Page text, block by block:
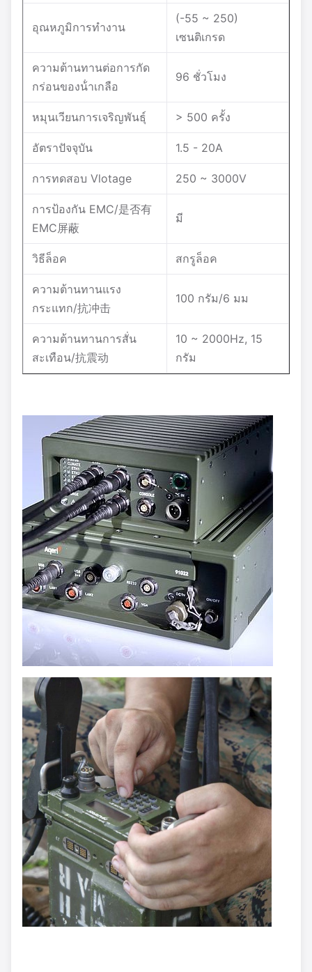
อุณหภูมิการทํางาน
(-55 ~ 250)
เซนติเกรด
ความต้านทานต่อการกัด
กร่อนของน้ําเกลือ
96 ชั่วโมง
หมุนเวียนการเจริญพันธุ์ > 500 ครั้ง
อัตราปัจจุบัน 1.5 - 20A
การทดสอบ Vlotage 250 ~ 3000V
การป้องกัน EMC/是否有
EMC屏蔽
มี
วิธีล็อค สกรูล็อค
ความต้านทานแรง
กระแทก/抗冲击
100 กรัม/6 มม
ความต้านทานการสั่น
สะเทือน/抗震动
10 ~ 2000Hz, 15
กรัม